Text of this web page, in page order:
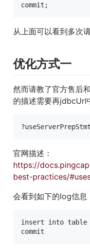
commit;
从上面可以看到多次
优化方式一
然而请教了官方售后
的描述需要再jdbcUrl
官网描述：
https://
best-practices/
会看到如下的log信息
insert into table
commit